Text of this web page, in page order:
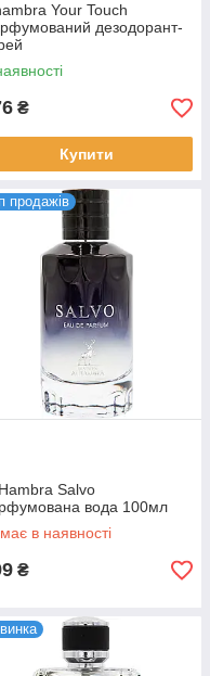
Your Touch
дезодорант-
₴
Купити
продажів
Salvo
вода 100мл
в наявності
₴